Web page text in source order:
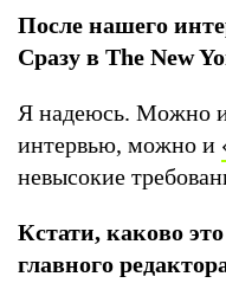
После нашего
Сразу в The New
Я надеюсь. Можно
интервью, можно и
невысокие
Кстати, каково
главного